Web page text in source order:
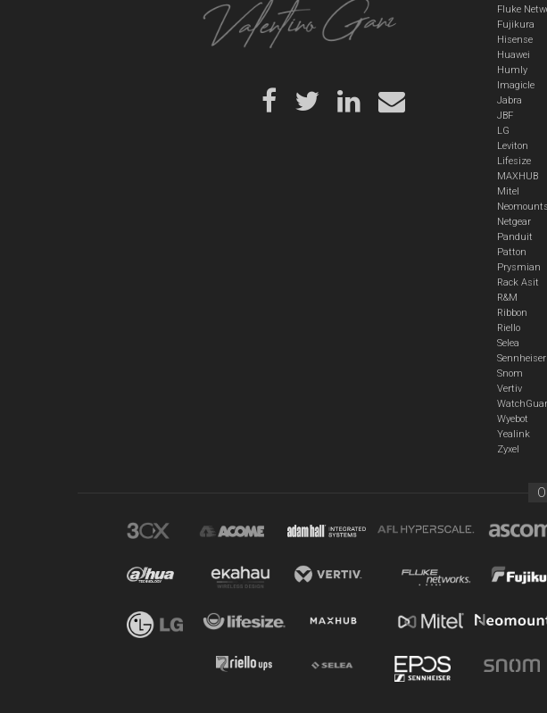
Fluke
Fujikura
Hisense
Huawei
Humly
Imagicle
Jabra
JBF
LG
Leviton
Lifesize
MAXHUB
Mitel
Neomounts
Netgear
Panduit
Patton
Prysmian
Rack Asit
R&M
Ribbon
Riello
Selea
Sennheiser
Snom
Vertiv
Wyebot
Yealink
Zyxel